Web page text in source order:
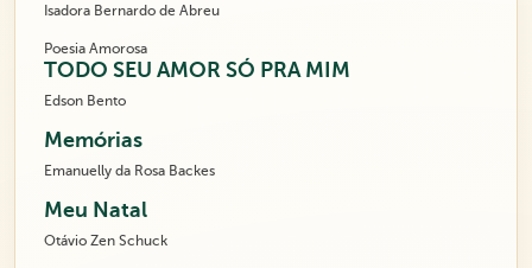
Isadora Bernardo de Abreu
Poesia Amorosa
TODO SEU AMOR SÓ PRA MIM
Edson Bento
Memórias
Emanuelly da Rosa Backes
Meu Natal
Otávio Zen Schuck